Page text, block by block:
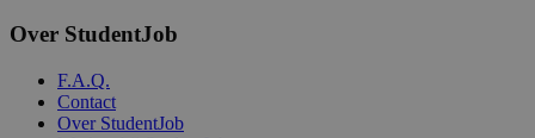
Over StudentJob
F.A.Q.
Contact
Over StudentJob